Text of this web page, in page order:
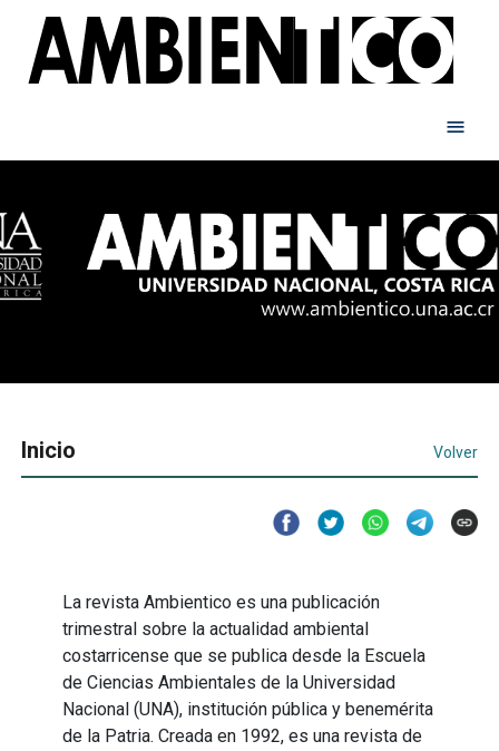
Inicio Volver
La revista Ambientico es una publicación
trimestral sobre la actualidad ambiental
costarricense que se publica desde la Escuela
de Ciencias Ambientales de la Universidad
Nacional (UNA), institución pública y benemérita
de la Patria. Creada en 1992, es una revista de